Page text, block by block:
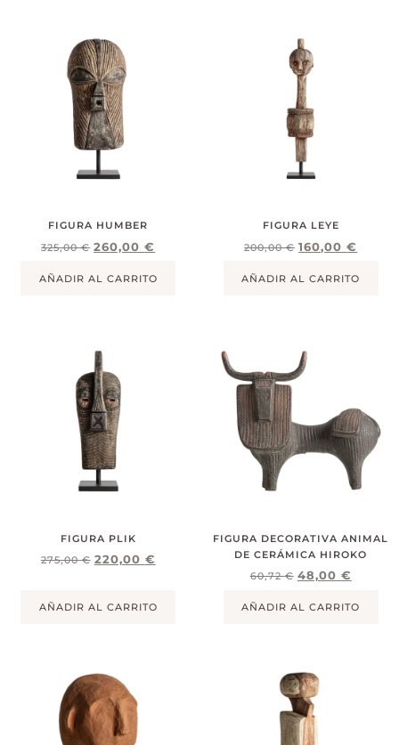
FIGURA HUMBER
325,00€ 260,00€
AÑADIR AL CARRITO
FIGURA LEYE
200,00€ 160,00€
AÑADIR AL CARRITO
FIGURA PLIK
275,00€ 220,00 €
AÑADIR AL CARRITO
FIGURA DECORATIVA ANIMAL
DE CERÁMICA HIROKO
60,72€ 48,00 €
AÑADIR AL CARRITO